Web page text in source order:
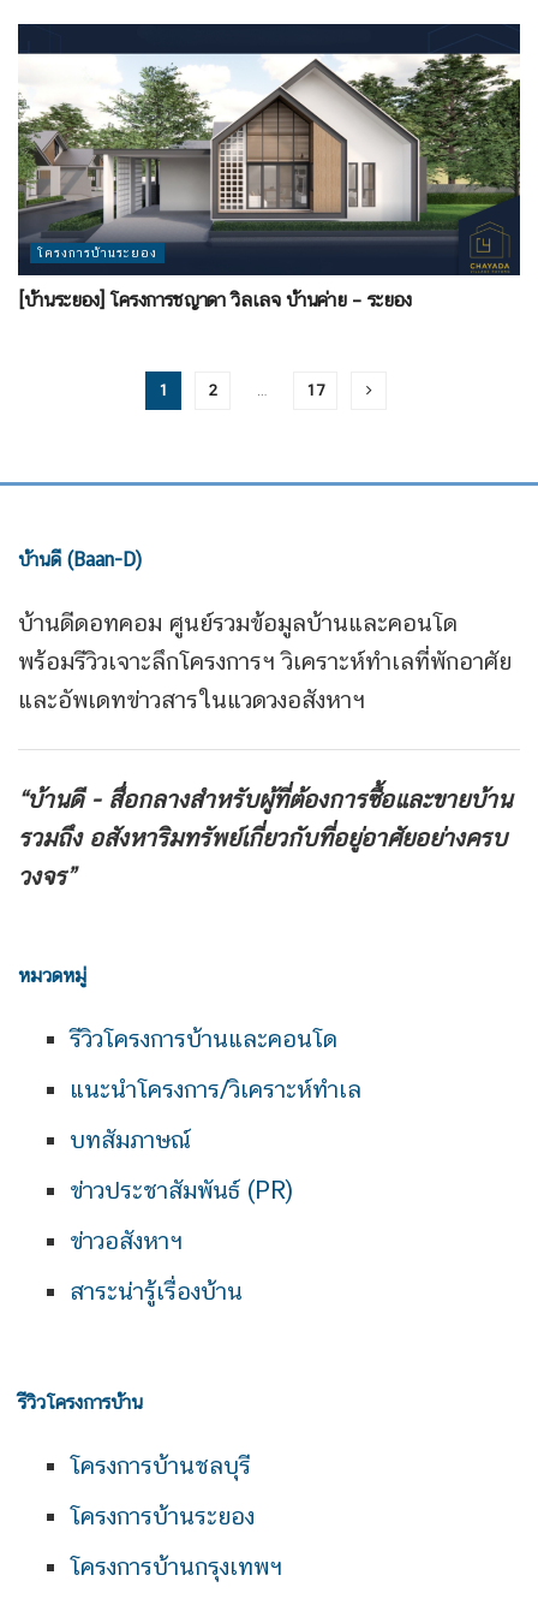
โครงการบ้านระยอง
[บ้านระยอง] โครงการชญาดา วิลเลจ บ้านค่าย – ระยอง
1 2 … 17
บ้านดี (Baan-D)
บ้านดีดอทคอม ศูนย์รวมข้อมูลบ้านและคอนโด
พร้อมรีวิวเจาะลึกโครงการฯ วิเคราะห์ทำเลที่พักอาศัย
และอัพเดทข่าวสารในแวดวงอสังหาฯ
“บ้านดี - สื่อกลางสำหรับผู้ที่ต้องการซื้อและขายบ้าน
รวมถึง อสังหาริมทรัพย์เกี่ยวกับที่อยู่อาศัยอย่างครบ
วงจร”
หมวดหมู่
รีวิวโครงการบ้านและคอนโด
แนะนำโครงการ/วิเคราะห์ทำเล
บทสัมภาษณ์
ข่าวประชาสัมพันธ์ (PR)
ข่าวอสังหาฯ
สาระน่ารู้เรื่องบ้าน
รีวิวโครงการบ้าน
โครงการบ้านชลบุรี
โครงการบ้านระยอง
โครงการบ้านกรุงเทพฯ